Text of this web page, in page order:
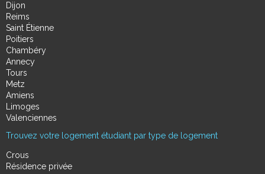
Dijon
Reims
Saint Étienne
Poitiers
Chambéry
Annecy
Tours
Metz
Amiens
Limoges
Valenciennes
Trouvez votre logement étudiant par type de logement
Crous
Résidence privée